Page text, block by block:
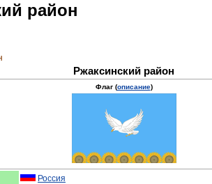
район
Ржаксинский район
Флаг (описание)
Россия